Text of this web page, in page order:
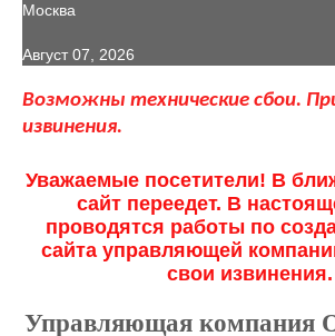
Москва
Август 07, 2026
Возможны технические сбои.
извинения.
Уважаемые посетители! В
сайт переедет. В
проводятся работы по
сайта управляющей
свои извинения.
Управляющая компания